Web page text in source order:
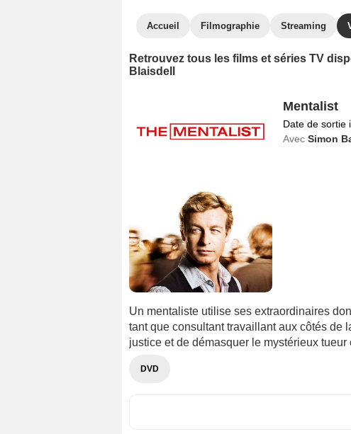
Accueil Filmographie Streaming
Retrouvez tous les films et séries TV
Blaisdell
Mentalist
Date de sortie
Avec Simon
Un mentaliste utilise ses extraordinaires
tant que consultant travaillant aux côtés de
justice et de démasquer le mystérieux
DVD